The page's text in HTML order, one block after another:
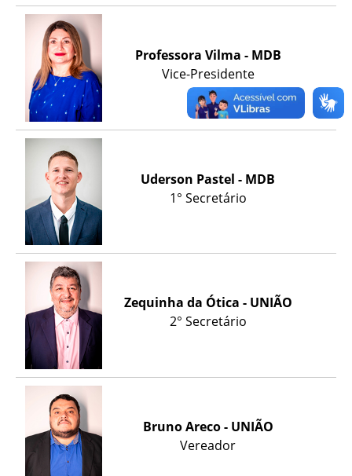
Professora Vilma - MDB
Vice-Presidente
Uderson Pastel - MDB
1° Secretário
Zequinha da Ótica - UNIÃO
2° Secretário
Bruno Areco - UNIÃO
Vereador